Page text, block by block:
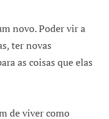
novo. Poder vir a
ter novas
as coisas que elas
de viver como